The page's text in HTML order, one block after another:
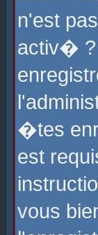
n'est
activ� ?
�tes
est
vous